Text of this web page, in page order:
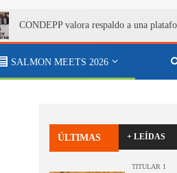
CONDEPP valora respaldo a una
SALMON MEETS 2026
ÚLTIMAS + LEÍDAS
TITULAR 1